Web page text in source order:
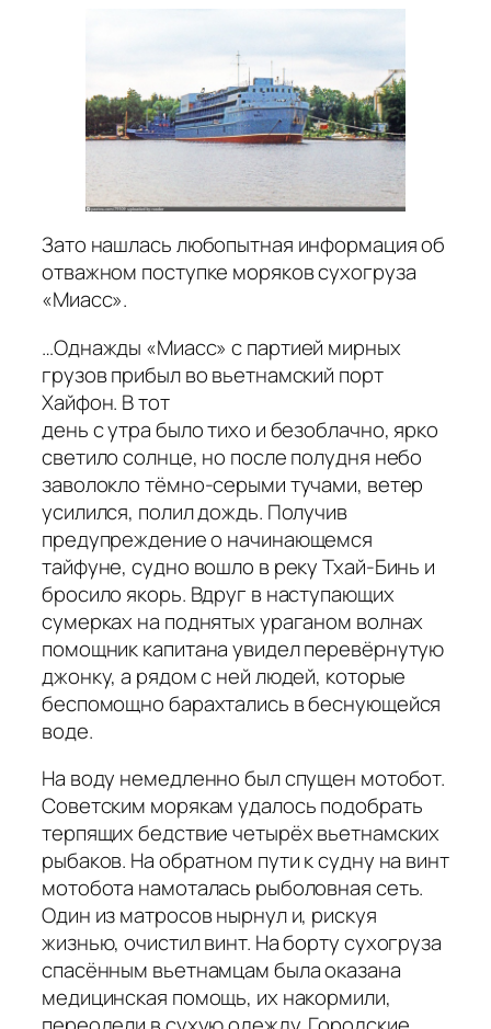
Зато нашлась любопытная информация об
отважном поступке моряков сухогруза
«Миасс».
…Однажды «Миасс» с партией мирных
грузов прибыл во вьетнамский порт
Хайфон. В тот
день с утра было тихо и безоблачно, ярко
светило солнце, но после полудня небо
заволокло тёмно-серыми тучами, ветер
усилился, полил дождь. Получив
предупреждение о начинающемся
тайфуне, судно вошло в реку Тхай-Бинь и
бросило якорь. Вдруг в наступающих
сумерках на поднятых ураганом волнах
помощник капитана увидел перевёрнутую
джонку, а рядом с ней людей, которые
беспомощно барахтались в беснующейся
воде.
На воду немедленно был спущен мотобот.
Советским морякам удалось подобрать
терпящих бедствие четырёх вьетнамских
рыбаков. На обратном пути к судну на винт
мотобота намоталась рыболовная сеть.
Один из матросов нырнул и, рискуя
жизнью, очистил винт. На борту сухогруза
спасённым вьетнамцам была оказана
медицинская помощь, их накормили,